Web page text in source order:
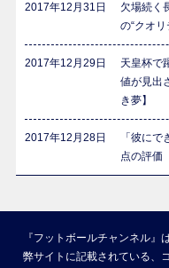
2017年12月31日
欠場続く
の“クオ
2017年12月29日
天皇杯で
値が見出
き夢】
2017年12月28日
「彼に
点の評価
『フットボールチャンネル』
弊サイトに記載されている、